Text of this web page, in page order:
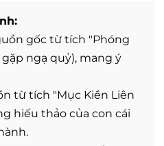
gốc từ tích "Phóng
ngạ quỷ), mang ý
từ tích "Mục Kiền Liên
hiếu thảo của con cái